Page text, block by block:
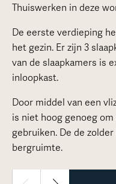
Thuiswerken in deze
De eerste verdieping
het gezin. Er zijn 3
van de slaapkamers is
inloopkast.
Door middel van een
is niet hoog genoeg
gebruiken. De de
bergruimte.